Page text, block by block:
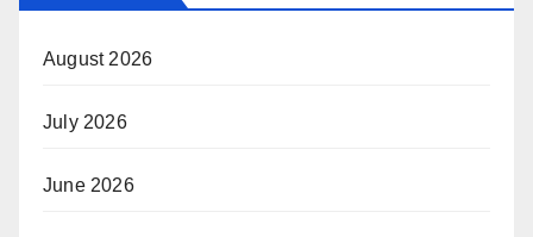
August 2026
July 2026
June 2026